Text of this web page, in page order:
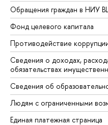
Обращения граждан в НИУ
Фонд целевого капитала
Противодействие
Сведения о доходах,
обязательствах
Сведения об
Людям с ограниченными
Единая платежная страница